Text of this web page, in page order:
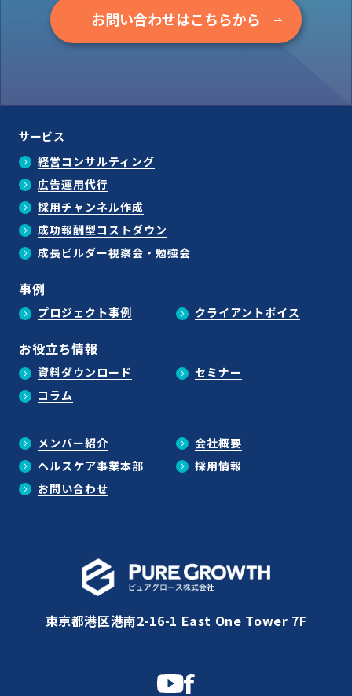
お問い合わせはこちらから
サービス
経営コンサルティング
広告運用代行
採用チャンネル作成
成功報酬型コストダウン
成長ビルダー視察会・勉強会
事例
プロジェクト事例 クライアントボイス
お役立ち情報
資料ダウンロード
セミナー
コラム
メンバー紹介
会社概要
ヘルスケア事業本部
採用情報
お問い合わせ
東京都港区港南2-16-1 East One Tower 7F